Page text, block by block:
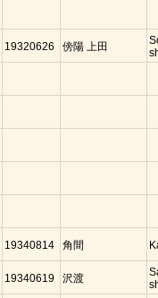
19320626 傍陽 上田
19340814 角間
19340619 沢渡